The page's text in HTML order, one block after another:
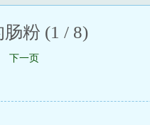
粉 (1 / 8)
下一页